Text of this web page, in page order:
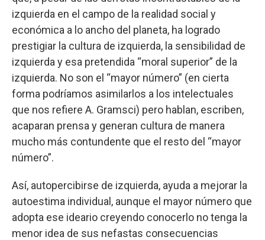
izquierda en el campo de la realidad social y
económica a lo ancho del planeta, ha logrado
prestigiar la cultura de izquierda, la sensibilidad de
izquierda y esa pretendida “moral superior” de la
izquierda. No son el “mayor número” (en cierta
forma podríamos asimilarlos a los intelectuales
que nos refiere A. Gramsci) pero hablan, escriben,
acaparan prensa y generan cultura de manera
mucho más contundente que el resto del “mayor
número”.
Así, autopercibirse de izquierda, ayuda a mejorar la
autoestima individual, aunque el mayor número que
adopta ese ideario creyendo conocerlo no tenga la
menor idea de sus nefastas consecuencias